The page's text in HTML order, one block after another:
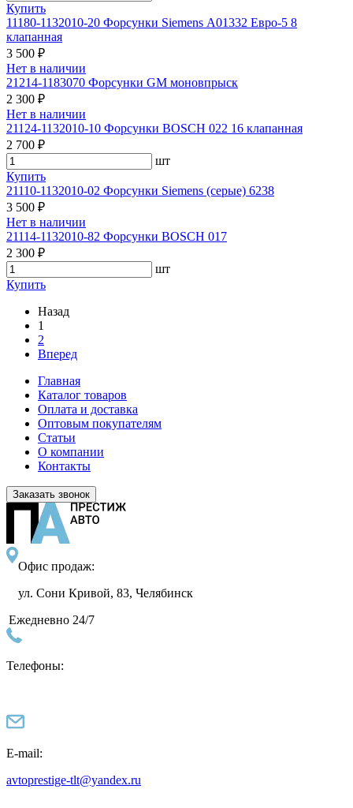
Купить
11180-1132010-20 Форсунки Siemens А01332 Евро-5 8
клапанная
3 500 ₽
Нет в наличии
21214-1183070 Форсунки GM моновпрыск
2 300 ₽
Нет в наличии
21124-1132010-10 Форсунки BOSCH 022 16 клапанная
2 700 ₽
шт
Купить
21110-1132010-02 Форсунки Siemens (серые) 6238
3 500 ₽
Нет в наличии
21114-1132010-82 Форсунки BOSCH 017
2 300 ₽
шт
Купить
Назад
1
2
Вперед
Главная
Каталог товаров
Оплата и доставка
Оптовым покупателям
Статьи
О компании
Контакты
Заказать звонок
Офис продаж:
ул. Сони Кривой, 83, Челябинск
Ежедневно 24/7
Телефоны:
E-mail:
avtoprestige-tlt@yandex.ru